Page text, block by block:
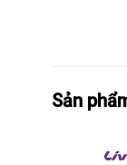
Sản